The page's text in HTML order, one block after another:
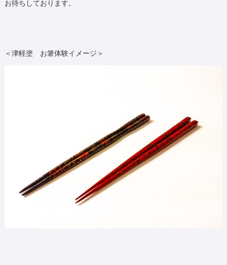
お待ちしております。
＜津軽塗 お箸体験イメージ＞